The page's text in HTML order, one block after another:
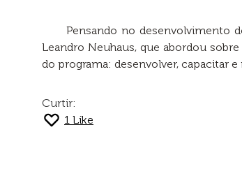
Pensando no desenvolvimento
Leandro Neuhaus, que abordou
do programa: desenvolver, capacitar
Curtir:
1 Like